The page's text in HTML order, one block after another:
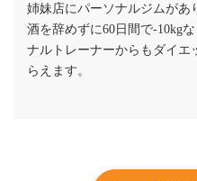
姉妹店にパーソナルジムがあ
酒を辞めずに60日間で-10kg
ナルトレーナーからもダイエ
らえます。